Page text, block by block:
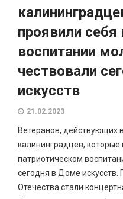
проявили себя
воспитании
чествовали
искусств
21.02.2023
Ветеранов, действующих
калининградцев, которые
патриотическом
сегодня в Доме
Отечества стали